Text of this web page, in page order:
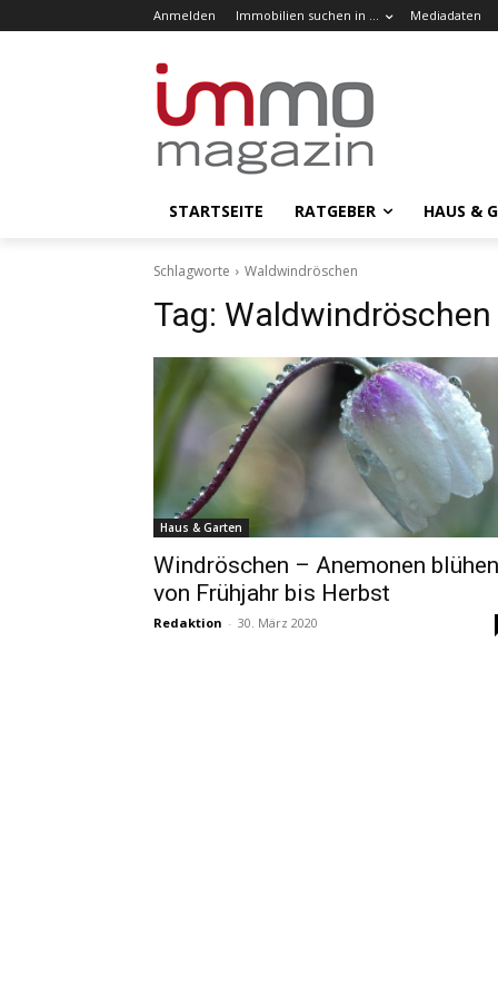
Anmelden Immobilien suchen in … Mediadaten
STARTSEITE RATGEBER HAUS &
Schlagworte Waldwindröschen
Tag: Waldwindröschen
Haus & Garten
Windröschen – Anemonen blühen
von Frühjahr bis Herbst
Redaktion - 30. März 2020